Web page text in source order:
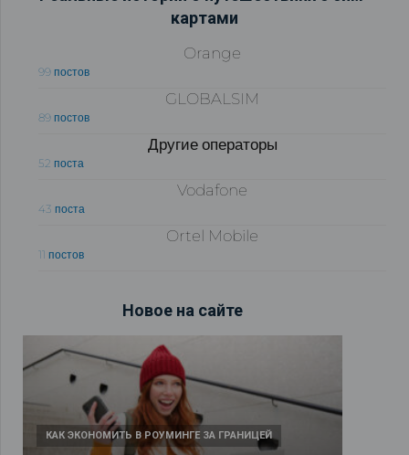
картами
Orange
99 постов
GLOBALSIM
89 постов
Другие операторы
52 поста
Vodafone
43 поста
Ortel Mobile
11 постов
Новое на сайте
КАК ЭКОНОМИТЬ В РОУМИНГЕ ЗА ГРАНИЦЕЙ